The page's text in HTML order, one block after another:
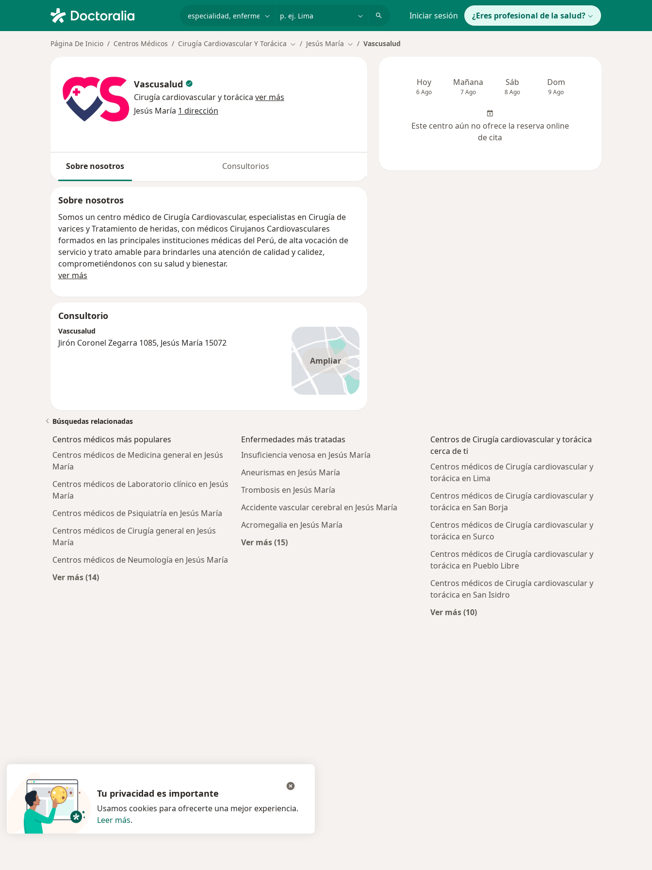
Iniciar sesión ¿Eres profesional de la salud?
Página De Inicio Centros Médicos Cirugía Cardiovascular Y Torácica Cambiar de ciudad
Jesús María Cambiar de ciudad
Vascusalud
Vascusalud
Cirugía cardiovascular y torácica ver más
Jesús María 1 dirección
Sobre nosotros Consultorios
Sobre nosotros
Somos un centro médico de Cirugía Cardiovascular, especialistas en Cirugía de
varices y Tratamiento de heridas, con médicos Cirujanos Cardiovasculares
formados en las principales instituciones médicas del Perú, de alta vocación de
servicio y trato amable para brindarles una atención de calidad y calidez,
comprometiéndonos con su salud y bienestar.
ver más
Consultorio
Ampliar
Vascusalud
Jirón Coronel Zegarra 1085, Jesús María 15072
Hoy
6 Ago
Mañana
7 Ago
Sáb
8 Ago
Dom
9 Ago
Este centro aún no ofrece la reserva online
de cita
Búsquedas relacionadas
Centros médicos más populares
Centros médicos de Medicina general en Jesús
María
Centros médicos de Laboratorio clínico en Jesús
María
Centros médicos de Psiquiatría en Jesús María
Centros médicos de Cirugía general en Jesús
María
Centros médicos de Neumología en Jesús María
Ver más (14)
Enfermedades más tratadas
Insuficiencia venosa en Jesús María
Aneurismas en Jesús María
Trombosis en Jesús María
Accidente vascular cerebral en Jesús María
Acromegalia en Jesús María
Ver más (15)
Más en esta categoría: Enfermedades más tratadas
Centros de Cirugía cardiovascular y torácica
cerca de ti
Centros médicos de Cirugía cardiovascular y
torácica en Lima
Centros médicos de Cirugía cardiovascular y
torácica en San Borja
Centros médicos de Cirugía cardiovascular y
torácica en Surco
Centros médicos de Cirugía cardiovascular y
torácica en Pueblo Libre
Centros médicos de Cirugía cardiovascular y
torácica en San Isidro
Ver más (10)
Tu privacidad es importante
Usamos cookies para ofrecerte una mejor experiencia.
Leer más.